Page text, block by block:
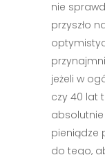
nie
przyszło
jeżeli w
czy 40 lat
pieniądze
do tego,